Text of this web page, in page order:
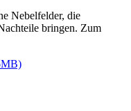
Nebelfelder, die
bringen. Zum